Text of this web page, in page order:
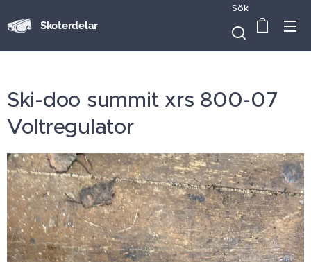
Skoterdelar
Sök
Ski-doo summit xrs 800-07
Voltregulator